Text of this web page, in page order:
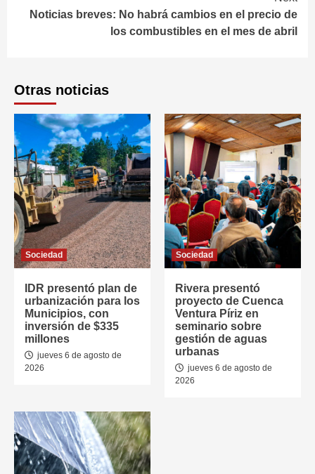
Noticias breves: No habrá cambios en el precio de
los combustibles en el mes de abril
Otras noticias
Sociedad
IDR presentó plan de
urbanización para los
Municipios, con
inversión de $335
millones
jueves 6 de agosto de
2026
Sociedad
Rivera presentó
proyecto de Cuenca
Ventura Píriz en
seminario sobre
gestión de aguas
urbanas
jueves 6 de agosto de
2026